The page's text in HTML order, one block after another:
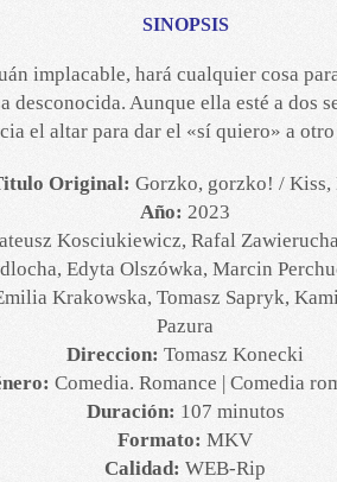
SINOPSIS
implacable, hará cualquier cosa
desconocida. Aunque ella esté a dos
el altar para dar el «sí quiero» a
Original: Gorzko, gorzko! / Kiss,
Año: 2023
Kosciukiewicz, Rafal
Edyta Olszówka, Marcin
Krakowska, Tomasz Sapryk,
Pazura
Direccion: Tomasz Konecki
Comedia. Romance | Comedia
Duración: 107 minutos
Formato: MKV
Calidad: WEB-Rip